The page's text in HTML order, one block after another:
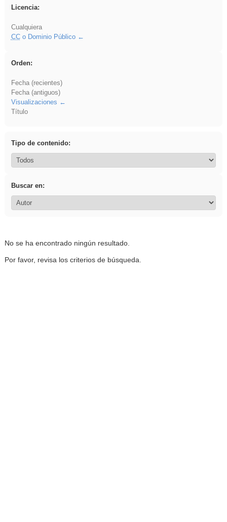
Licencia:
Cualquiera
CCo Dominio Público
Orden:
Fecha (recientes)
Fecha (antiguos)
Visualizaciones
Título
Tipo de contenido:
Buscar en:
No se ha encontrado ningún resultado.
Por favor, revisa los criterios de búsqueda.